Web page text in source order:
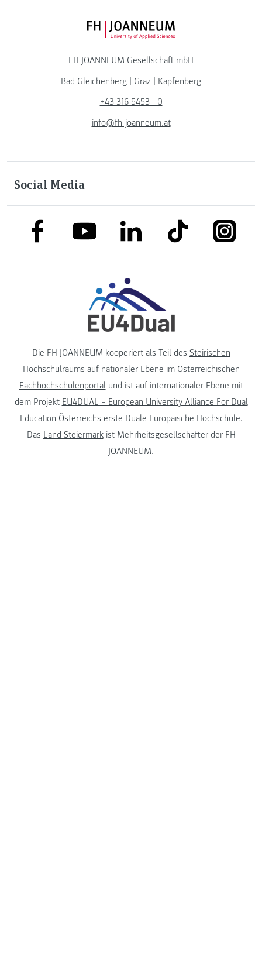
FH JOANNEUM Logo
FH JOANNEUM Gesellschaft mbH
Bad Gleichenberg | Graz | Kapfenberg
+43 316 5453 - 0
info@fh-joanneum.at
Social Media
link to facebooklink to youtubelink to linkedinlink to tiktok link to
Die FH JOANNEUM kooperiert als Teil des Steirischen
Hochschulraums auf nationaler Ebene im Österreichischen
Fachhochschulenportalund ist auf internationaler Ebene mit
dem Projekt EU4DUAL – European University Alliance For Dual
Education Österreichs erste Duale Europäische Hochschule.
Das Land Steiermarkist Mehrheitsgesellschafter der FH
JOANNEUM.